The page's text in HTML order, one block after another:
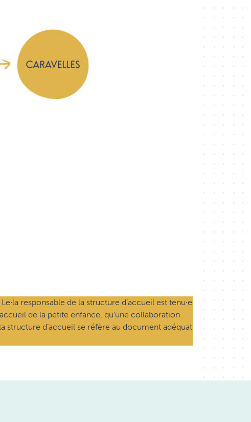
responsable de la structure d’accueil est tenu∙e
de la petite enfance, qu’une collaboration
structure d’accueil se réfère au document adéquat